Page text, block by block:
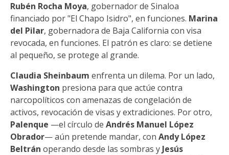
Rubén Rocha Moya, gobernador de Sinaloa
financiado por "El Chapo Isidro", en funciones. Marina
del Pilar, gobernadora de Baja California con visa
revocada, en funciones. El patrón es claro: se detiene
al pequeño, se protege al grande.
Claudia Sheinbaum enfrenta un dilema. Por un lado,
Washington presiona para que actúe contra
narcopolíticos con amenazas de congelación de
activos, revocación de visas y extradiciones. Por otro,
Palenque —el círculo de Andrés Manuel López
Obrador— aún pretende mandar, con Andy López
Beltrán operando desde las sombras y Jesús